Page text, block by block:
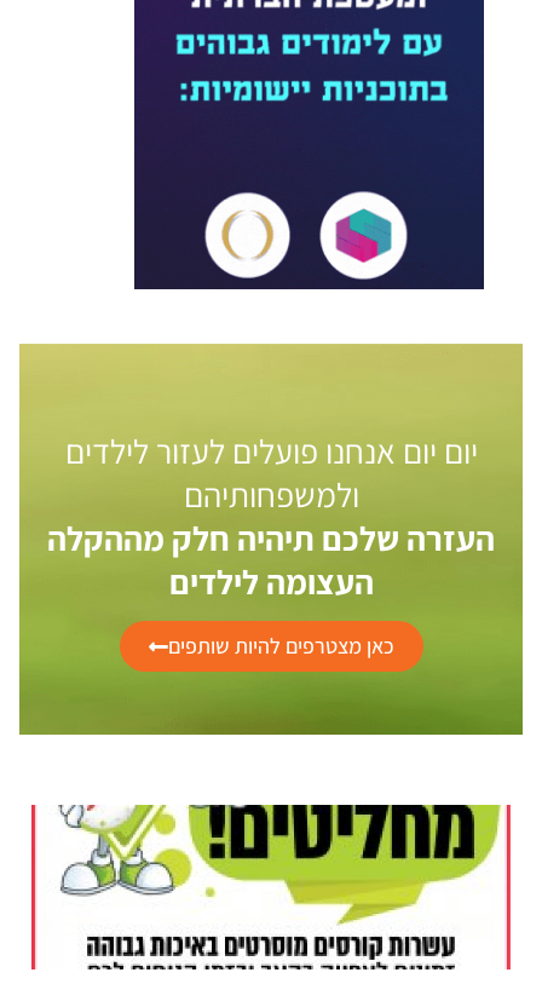
יום יום אנחנו פועלים לעזור לילדים
ולמשפחותיהם
העזרה שלכם תיהיה חלק מההקלה
העצומה לילדים
כאן מצטרפים להיות שותפים